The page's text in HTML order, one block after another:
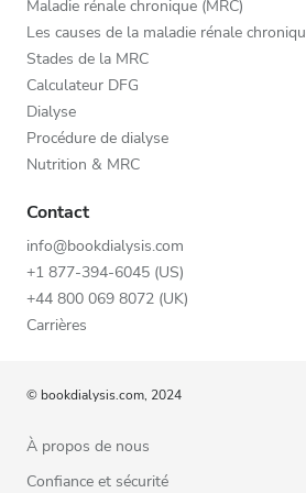
Maladie rénale chronique (MRC)
Les causes de la maladie rénale
Stades de la MRC
Calculateur DFG
Dialyse
Procédure de dialyse
Nutrition & MRC
Contact
info@bookdialysis.com
+1 877-394-6045 (US)
+44 800 069 8072 (UK)
Carrières
© bookdialysis.com, 2024
À propos de nous
Confiance et sécurité